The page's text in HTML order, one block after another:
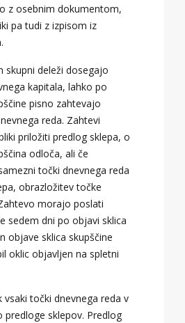
z osebnim dokumentom,
pa tudi z izpisom iz
skupni deleži dosegajo
kapitala, lahko po
pisno zahtevajo
reda. Zahtevi
priložiti predlog sklepa, o
odloča, ali če
točki dnevnega reda
obrazložitev točke
morajo poslati
sedem dni po objavi sklica
objave sklica skupščine
oklic objavljen na spletni
vsaki točki dnevnega reda v
predloge sklepov. Predlog